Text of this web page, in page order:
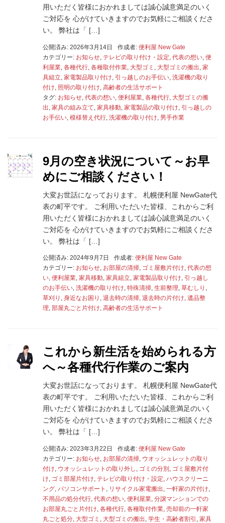
用いただく皆様におかれましては誠心誠意満足のいく
ご対応を 心がけていきますのでお気軽にご相談くださ
い。 弊社は「 […]
公開済み: 2026年3月14日 作成者: 便利屋 New Gate
カテゴリー: お知らせ テレビの取り付け・設定 代表の想い 便
利屋業 各種代行 各種取付作業 大型ゴミ 大型ゴミの搬出 家
具組立 家電製品取り付け 引っ越しのお手伝い 洗濯機の取り
付け 照明の取り付け 高齢者の生活サポート
タグ: お知らせ 代表の想い 便利屋業 各種代行 大型ゴミの搬
出 家具の組み立て 家具移動 家電製品の取り付け 引っ越しの
お手伝い 模様替え代行 洗濯機の取り付け 男手作業
9月の空き状況について～お早
めにご相談ください！
大変お世話になっております。 札幌便利屋 NewGate代
表の町平です。 ご利用いただいた皆様、これからご利
用いただく皆様におかれましては誠心誠意満足のいく
ご対応を 心がけていきますのでお気軽にご相談くださ
い。 弊社は「 […]
公開済み: 2024年9月7日 作成者: 便利屋 New Gate
カテゴリー: お知らせ, お部屋の清掃, ゴミ屋敷片付け, 代表の想
い, 便利屋業, 家具移動, 家具組立, 家電製品取り付け, 引っ越し
のお手伝い, 洗濯機の取り付け, 特殊清掃, 生前整理, 草むしり ,
草刈り , 身近なお困り , 退去時の清掃, 退去時の片付け, 遺品整
理, 部屋丸ごと片付け, 高齢者の生活サポート
これから新生活を始められる方
へ～各種代行作業のご案内
大変お世話になっております。 札幌便利屋 NewGate代
表の町平です。 ご利用いただいた皆様、これからご利
用いただく皆様におかれましては誠心誠意満足のいく
ご対応を 心がけていきますのでお気軽にご相談くださ
い。 弊社は「 […]
公開済み: 2023年3月22日 作成者: 便利屋 New Gate
カテゴリー: お知らせ お部屋の清掃 ウオッシュレットの取り
付け ウオッシュレットの取り外し ゴミの分別 ゴミ屋敷片付
け ゴミ部屋片付け テレビの取り付け・設定 ハウスクリーニ
ング パソコンサポート リサイクル家電搬出 一軒家の片付け
不用品の処分代行 代表の想い 便利屋業 分譲マンションでの
お部屋丸ごと片付け 各種代行 各種取付作業 売却前の一軒家
丸ごと処分 大型ゴミ 大型ゴミの搬出 学生・高齢者割引 家具